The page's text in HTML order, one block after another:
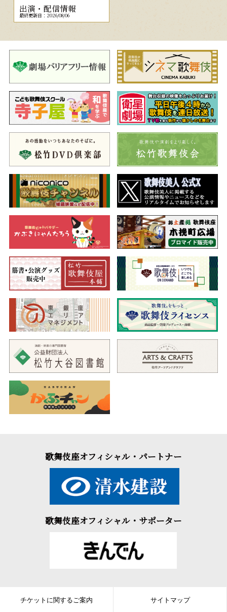
出演・配信情報
最終更新日：2026/08/06
歌舞伎座オフィシャル・パートナー
歌舞伎座オフィシャル・サポーター
チケットに関するご案内 サイトマップ